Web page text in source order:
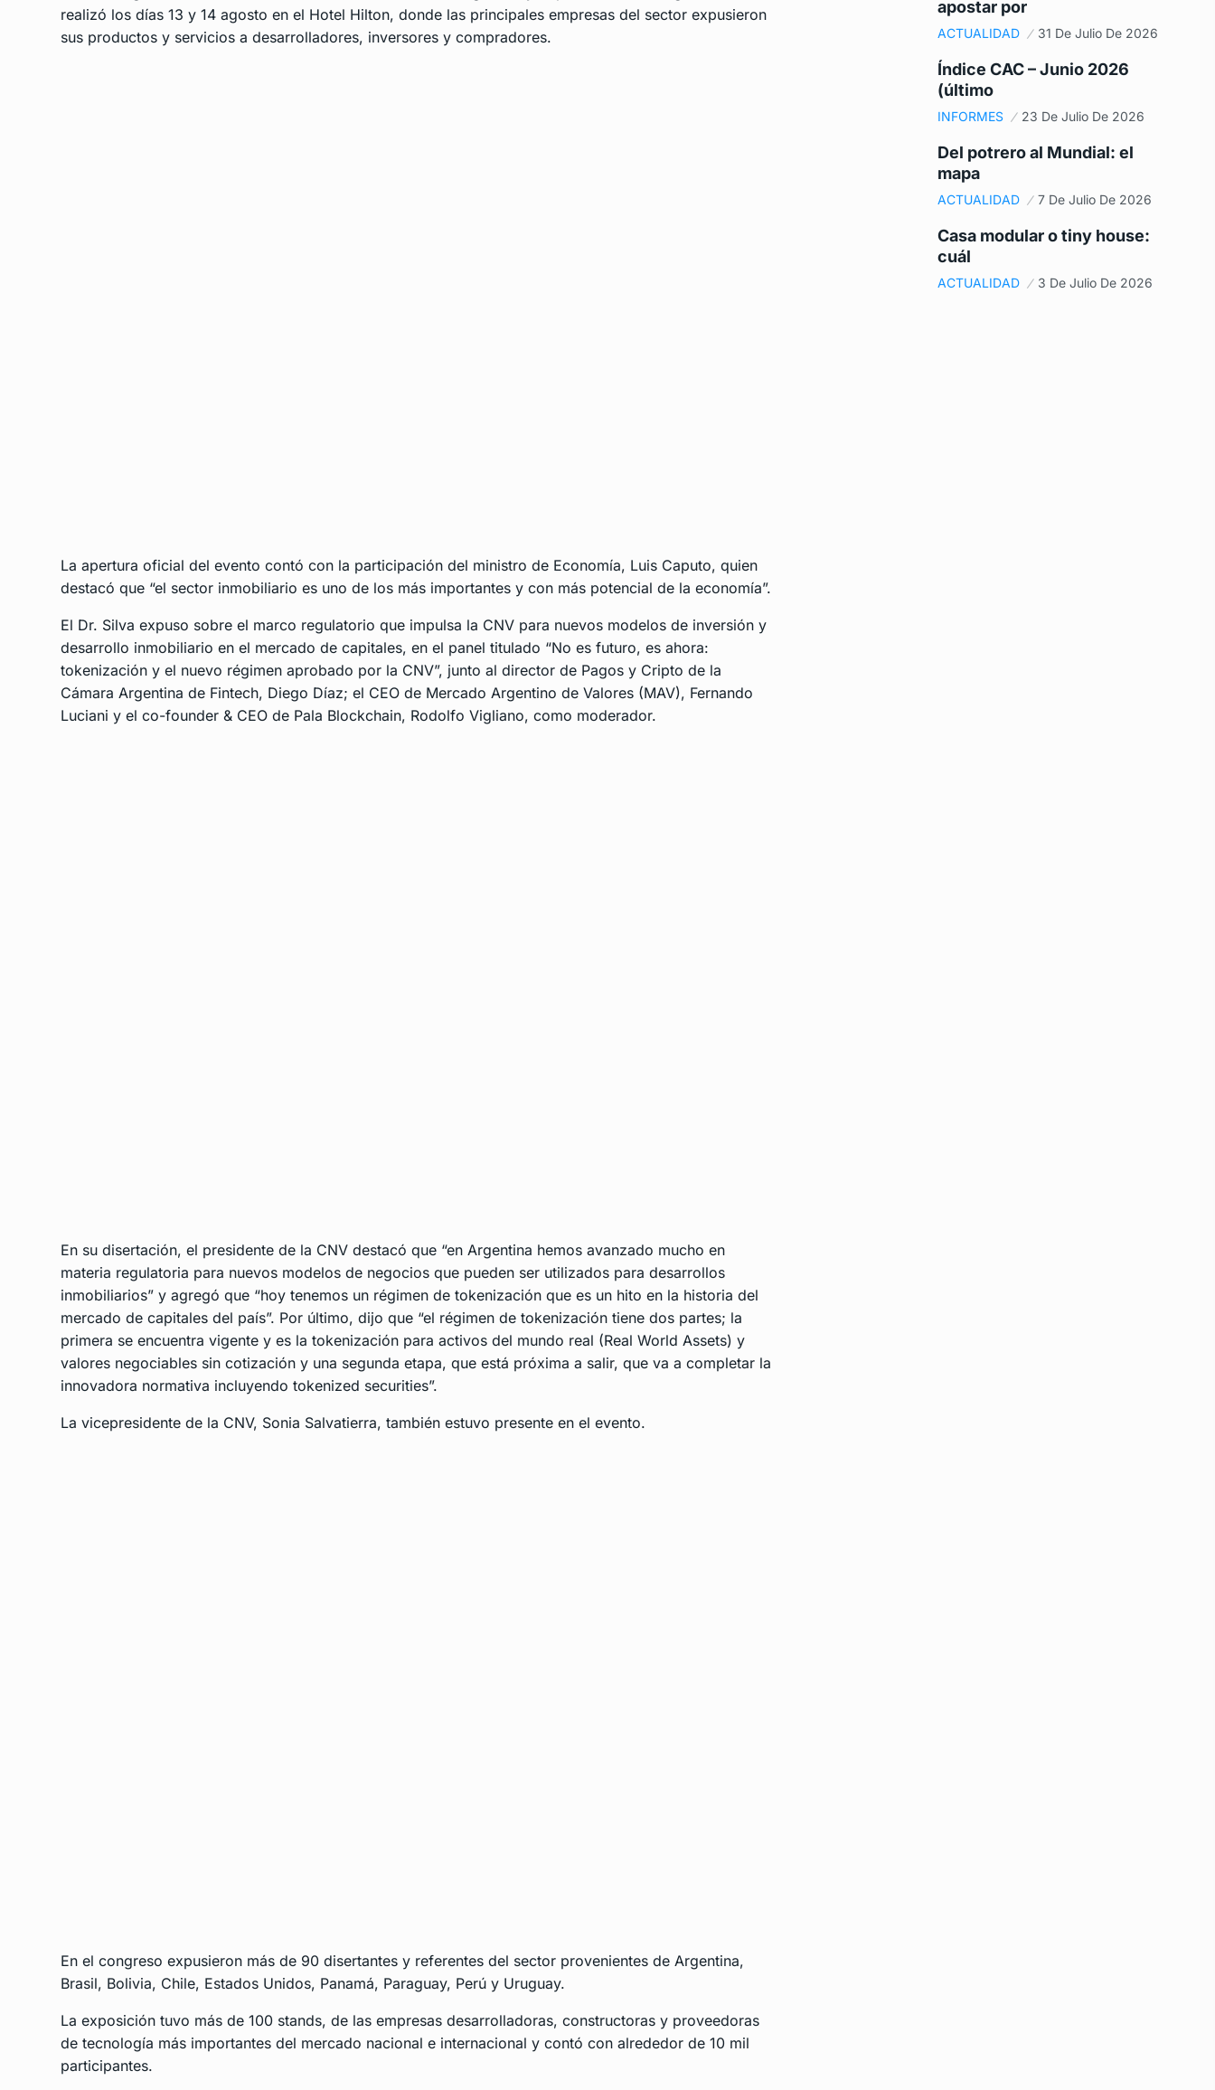
realizó los días 13 y 14 agosto en el Hotel Hilton, donde las principales empresas del sector expusieron
sus productos y servicios a desarrolladores, inversores y compradores.
La apertura oficial del evento contó con la participación del ministro de Economía, Luis Caputo, quien
destacó que “el sector inmobiliario es uno de los más importantes y con más potencial de la economía”.
El Dr. Silva expuso sobre el marco regulatorio que impulsa la CNV para nuevos modelos de inversión y
desarrollo inmobiliario en el mercado de capitales, en el panel titulado “No es futuro, es ahora:
tokenización y el nuevo régimen aprobado por la CNV”, junto al director de Pagos y Cripto de la
Cámara Argentina de Fintech, Diego Díaz; el CEO de Mercado Argentino de Valores (MAV), Fernando
Luciani y el co-founder & CEO de Pala Blockchain, Rodolfo Vigliano, como moderador.
En su disertación, el presidente de la CNV destacó que “en Argentina hemos avanzado mucho en
materia regulatoria para nuevos modelos de negocios que pueden ser utilizados para desarrollos
inmobiliarios” y agregó que “hoy tenemos un régimen de tokenización que es un hito en la historia del
mercado de capitales del país”. Por último, dijo que “el régimen de tokenización tiene dos partes; la
primera se encuentra vigente y es la tokenización para activos del mundo real (Real World Assets) y
valores negociables sin cotización y una segunda etapa, que está próxima a salir, que va a completar la
innovadora normativa incluyendo tokenized securities”.
La vicepresidente de la CNV, Sonia Salvatierra, también estuvo presente en el evento.
En el congreso expusieron más de 90 disertantes y referentes del sector provenientes de Argentina,
Brasil, Bolivia, Chile, Estados Unidos, Panamá, Paraguay, Perú y Uruguay.
La exposición tuvo más de 100 stands, de las empresas desarrolladoras, constructoras y proveedoras
de tecnología más importantes del mercado nacional e internacional y contó con alrededor de 10 mil
participantes.
apostar por
ACTUALIDAD 31 De Julio De 2026
Índice CAC – Junio 2026
(último
INFORMES 23 De Julio De 2026
Del potrero al Mundial: el
mapa
ACTUALIDAD 7 De Julio De 2026
Casa modular o tiny house:
cuál
ACTUALIDAD 3 De Julio De 2026